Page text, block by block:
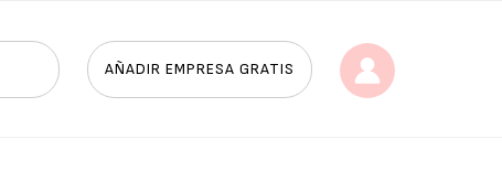
AÑADIR EMPRESA GRATIS